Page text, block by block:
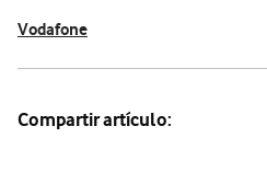
Vodafone
Compartir artículo: